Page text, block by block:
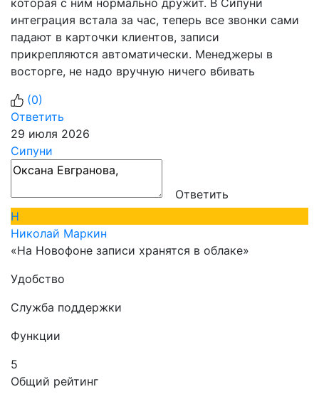
интеграция встала за час, теперь все звонки сами
падают в карточки клиентов, записи
прикрепляются автоматически. Менеджеры в
восторге, не надо вручную ничего вбивать
(0)
Ответить
29 июля 2026
Сипуни
Ответить
Н
Николай Маркин
«На Новофоне записи хранятся в облаке»
Удобство
Служба поддержки
Функции
5
Общий рейтинг